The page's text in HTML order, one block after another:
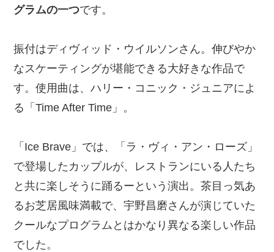
グラムの一つです。
振付はディヴィッド・ウイルソンさん。伸びやか
なスケーティングが堪能できる大好きな作品で
す。使用曲は、ハリー・コニック・ジュニアによ
る「Time After Time」。
「Ice Brave」では、「ラ・ヴィ・アン・ローズ」
で登場したカップルが、レストランにいる人たち
と共に楽しそうに踊るーという演出。茶目っ気あ
るお芝居風味満載で、宇野昌磨さんが演じていた
クールなプログラムとはかなり異なる楽しい作品
でした。